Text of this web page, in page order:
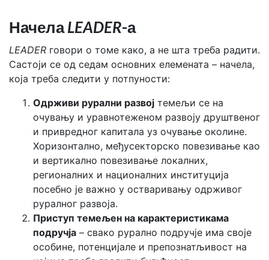
НачелаLEADER-а
LEADER говори о томе како, а не шта треба радити.
Састоји се од седам основних елемената – начела,
која треба следити у потпуности:
Одрживи рурални развој темељи се на
очувању и уравнотеженом развоју друштвеног
и привредног капитала уз очување околине.
Хоризонтално, међусекторско повезивање као
и вертикално повезивање локалних,
регионалних и националних институција
посебно је важно у остваривању одрживог
руралног развоја.
Приступ темељен на карактеристикама
подручја – свако рурално подручје има своје
особине, потенцијале и препознатљивост на